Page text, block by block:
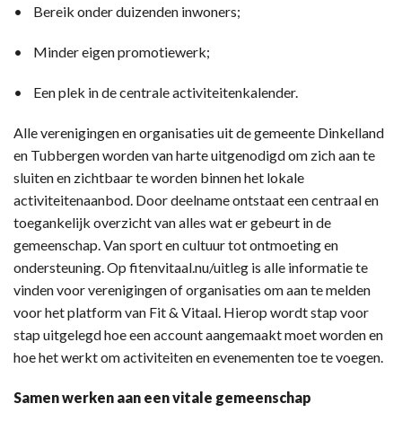
• Bereik onder duizenden inwoners;
• Minder eigen promotiewerk;
• Een plek in de centrale activiteitenkalender.
Alle verenigingen en organisaties uit de gemeente Dinkelland
en Tubbergen worden van harte uitgenodigd om zich aan te
sluiten en zichtbaar te worden binnen het lokale
activiteitenaanbod. Door deelname ontstaat een centraal en
toegankelijk overzicht van alles wat er gebeurt in de
gemeenschap. Van sport en cultuur tot ontmoeting en
ondersteuning. Op fitenvitaal.nu/uitleg is alle informatie te
vinden voor verenigingen of organisaties om aan te melden
voor het platform van Fit & Vitaal. Hierop wordt stap voor
stap uitgelegd hoe een account aangemaakt moet worden en
hoe het werkt om activiteiten en evenementen toe te voegen.
Samen werken aan een vitale gemeenschap